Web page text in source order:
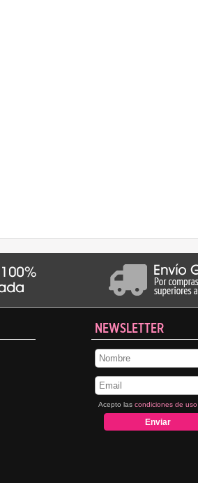
NEWSLETTER
Acepto las condiciones de uso